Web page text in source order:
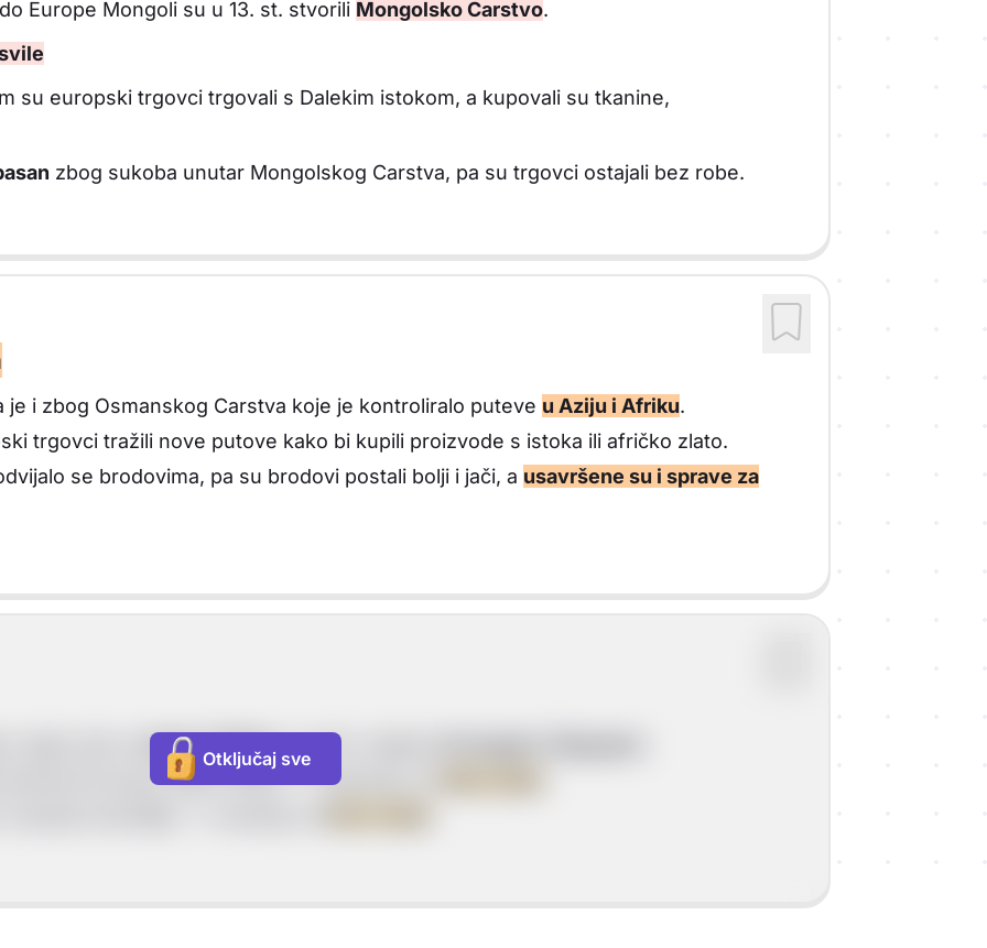
Europe Mongoli su u 13. st. stvorili Mongolsko Carstvo.
su europski trgovci trgovali s Dalekim istokom, a kupovali su tkanine,
zbog sukoba unutar Mongolskog Carstva, pa su trgovci ostajali bez robe.
je i zbog Osmanskog Carstva koje je kontroliralo puteve u Aziju i Afriku.
trgovci tražili nove putove kako bi kupili proizvode s istoka ili afričko zlato.
se brodovima, pa su brodovi postali bolji i jači, a usavršene su i sprave za
Arapi i Talijani , a od 15. stoljeća
Europa, Azija i Afrika. --> Nazivaju se
Otključaj sve